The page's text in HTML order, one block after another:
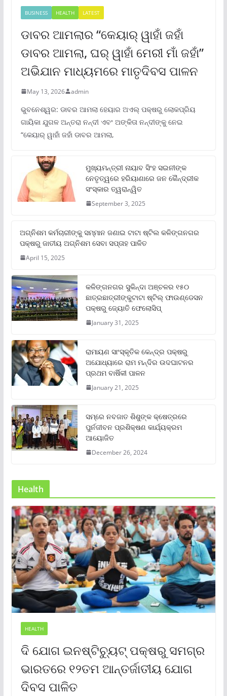
BUSINESS HEALTH LATEST
ଡାବର ଆମଲାର “କେୟାର୍ ୱାହାଁ ଜହାଁ
ଡାବର ଆମଲା, ଘର୍ ୱାହାଁ ମେରୀ ମାଁ ଜହାଁ”
ଅଭିଯାନ ମାଧ୍ୟମରେ ମାତୃଦିବସ ପାଳନ
May 13, 2026 admin
ଭୁବନେଶ୍ୱର: ଡାବର ଆମଲା ହେୟାର ଅଏଲ୍ ପକ୍ଷରୁ ଲୋକପ୍ରିୟ
ଗାୟିକା ଯୁଗଳ ଅନ୍ତରା ନନ୍ଦୀ ଏବଂ ଅଙ୍କିତା ନନ୍ଦୀଙ୍କୁ ନେଇ
“କେୟାର୍ ୱାହାଁ ଜହାଁ ଡାବର ଆମଲା,
ମୁଖ୍ୟମନ୍ତ୍ରୀ ନାୟାବ ସିଂହ ସଇନୀଙ୍କ
ନେତୃତ୍ୱରେ ହରିୟାଣାରେ ଜନ କୈନ୍ଦ୍ରୀକ
ସଂସ୍କାର ତ୍ୱରାନ୍ୱିତ
September 3, 2025
ଅଗ୍ନିଶମ କର୍ମଚାରୀଙ୍କୁ ସମ୍ମାନ ଜଣାଇ ଟାଟା ଷ୍ଟିଲ କଳିଙ୍ଗନଗର
ପକ୍ଷରୁ ଜାତୀୟ ଅଗ୍ନିଶମ ସେବା ସପ୍ତାହ ପାଳିତ
April 15, 2025
କଳିଙ୍ଗନଗର ସୁକିନ୍ଦା ଅଞ୍ଚଳର ୧୫୦
ଛାତ୍ରଛାତ୍ରୀଙ୍କୁଟାଟା ଷ୍ଟିଲ୍ ଫାଉଣ୍ଡେସନ
ପକ୍ଷରୁ ଜ୍ୟୋତି ଫେଲୋସିପ୍‌
January 31, 2025
ରାମାୟଣ ସାଂସ୍କୃତିକ କେନ୍ଦ୍ର ପକ୍ଷରୁ
ଅଯୋଧ୍ୟାରେ ରାମ ମନ୍ଦିର ଉଦଘାଟନର
ପ୍ରଥମ ବାର୍ଷିକୀ ପାଳନ
January 21, 2025
ସମ୍‌ରେ ନବଜାତ ଶିଶୁଙ୍କ କ୍ଷେତ୍ରରେ
ପୁର୍ନଜୀବନ ପ୍ରଶିକ୍ଷଣ କାର୍ଯ୍ୟକ୍ରମ
ଆୟୋଜିତ
December 26, 2024
Health
HEALTH
ଦି ଯୋଗ ଇନଷ୍ଟିଚ୍ୟୁଟ୍ ପକ୍ଷରୁ ସମଗ୍ର
ଭାରତରେ ୧୨ତମ ଆନ୍ତର୍ଜାତୀୟ ଯୋଗ
ଦିବସ ପାଳିତ